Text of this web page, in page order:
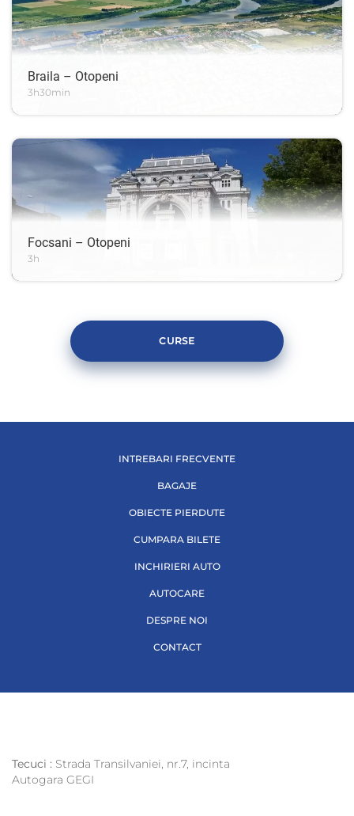
Braila – Otopeni
3h30min
Focsani – Otopeni
3h
CURSE
INTREBARI FRECVENTE
BAGAJE
OBIECTE PIERDUTE
CUMPARA BILETE
INCHIRIERI AUTO
AUTOCARE
DESPRE NOI
CONTACT
Tecuci : Strada Transilvaniei, nr.7, incinta
Autogara GEGI